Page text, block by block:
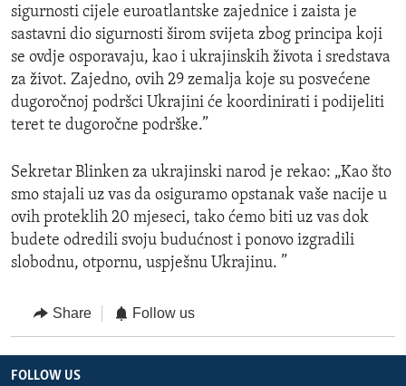
sigurnosti cijele euroatlantske zajednice i zaista je
sastavni dio sigurnosti širom svijeta zbog principa koji
se ovdje osporavaju, kao i ukrajinskih života i sredstava
za život. Zajedno, ovih 29 zemalja koje su posvećene
dugoročnoj podršci Ukrajini će koordinirati i podijeliti
teret te dugoročne podrške.”
Sekretar Blinken za ukrajinski narod je rekao: „Kao što
smo stajali uz vas da osiguramo opstanak vaše nacije u
ovih proteklih 20 mjeseci, tako ćemo biti uz vas dok
budete odredili svoju budućnost i ponovo izgradili
slobodnu, otpornu, uspješnu Ukrajinu. ”
Share Follow us
FOLLOW US